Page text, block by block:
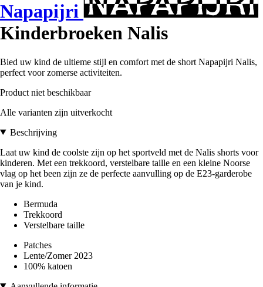
Napapijri
Kinderbroeken Nalis
Bied uw kind de ultieme stijl en comfort met de short Napapijri Nalis,
perfect voor zomerse activiteiten.
Product niet beschikbaar
Alle varianten zijn uitverkocht
Beschrijving
Laat uw kind de coolste zijn op het sportveld met de Nalis shorts voor
kinderen. Met een trekkoord, verstelbare taille en een kleine Noorse
vlag op het been zijn ze de perfecte aanvulling op de E23-garderobe
van je kind.
Bermuda
Trekkoord
Verstelbare taille
Patches
Lente/Zomer 2023
100% katoen